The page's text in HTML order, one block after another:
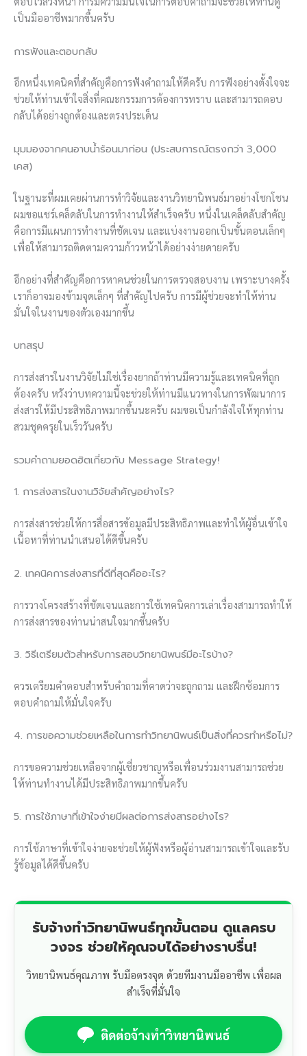
เป็นมืออาชีพมากขึ้นครับ
การฟังและตอบกลับ
อีกหนึ่งเทคนิคที่สำคัญคือการฟังคำถามให้ดีครับ การฟังอย่างตั้งใจจะ
ช่วยให้ท่านเข้าใจสิ่งที่คณะกรรมการต้องการทราบ และสามารถตอบ
กลับได้อย่างถูกต้องและตรงประเด็น
มุมมองจากคนอาบน้ำร้อนมาก่อน (ประสบการณ์ตรงกว่า 3,000
เคส)
ในฐานะที่ผมเคยผ่านการทำวิจัยและงานวิทยานิพนธ์มาอย่างโชกโชน
ผมขอแชร์เคล็ดลับในการทำงานให้สำเร็จครับ หนึ่งในเคล็ดลับสำคัญ
คือการมีแผนการทำงานที่ชัดเจน และแบ่งงานออกเป็นขั้นตอนเล็กๆ
เพื่อให้สามารถติดตามความก้าวหน้าได้อย่างง่ายดายครับ
อีกอย่างที่สำคัญคือการหาคนช่วยในการตรวจสอบงาน เพราะบางครั้ง
เราก็อาจมองข้ามจุดเล็กๆ ที่สำคัญไปครับ การมีผู้ช่วยจะทำให้ท่าน
มั่นใจในงานของตัวเองมากขึ้น
บทสรุป
การส่งสารในงานวิจัยไม่ใช่เรื่องยากถ้าท่านมีความรู้และเทคนิคที่ถูก
ต้องครับ หวังว่าบทความนี้จะช่วยให้ท่านมีแนวทางในการพัฒนาการ
ส่งสารให้มีประสิทธิภาพมากขึ้นนะครับ ผมขอเป็นกำลังใจให้ทุกท่าน
สวมชุดครุยในเร็ววันครับ
รวมคำถามยอดฮิตเกี่ยวกับ Message Strategy!
1. การส่งสารในงานวิจัยสำคัญอย่างไร?
การส่งสารช่วยให้การสื่อสารข้อมูลมีประสิทธิภาพและทำให้ผู้อื่นเข้าใจ
เนื้อหาที่ท่านนำเสนอได้ดีขึ้นครับ
2. เทคนิคการส่งสารที่ดีที่สุดคืออะไร?
การวางโครงสร้างที่ชัดเจนและการใช้เทคนิคการเล่าเรื่องสามารถทำให้
การส่งสารของท่านน่าสนใจมากขึ้นครับ
3. วิธีเตรียมตัวสำหรับการสอบวิทยานิพนธ์มีอะไรบ้าง?
ควรเตรียมคำตอบสำหรับคำถามที่คาดว่าจะถูกถาม และฝึกซ้อมการ
ตอบคำถามให้มั่นใจครับ
4. การขอความช่วยเหลือในการทำวิทยานิพนธ์เป็นสิ่งที่ควรทำหรือไม่?
การขอความช่วยเหลือจากผู้เชี่ยวชาญหรือเพื่อนร่วมงานสามารถช่วย
ให้ท่านทำงานได้มีประสิทธิภาพมากขึ้นครับ
5. การใช้ภาษาที่เข้าใจง่ายมีผลต่อการส่งสารอย่างไร?
การใช้ภาษาที่เข้าใจง่ายจะช่วยให้ผู้ฟังหรือผู้อ่านสามารถเข้าใจและรับ
รู้ข้อมูลได้ดีขึ้นครับ
รับจ้างทำวิทยานิพนธ์ทุกขั้นตอน ดูแลครบ
วงจร ช่วยให้คุณจบได้อย่างราบรื่น!
วิทยานิพนธ์คุณภาพ รับมือตรงจุด ด้วยทีมงานมืออาชีพ เพื่อผล
สำเร็จที่มั่นใจ
ติดต่อจ้างทำวิทยานิพนธ์